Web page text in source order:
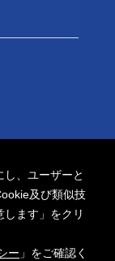
、ユーザーと
及び類似技
ます」をクリ
ー 」をご確認く